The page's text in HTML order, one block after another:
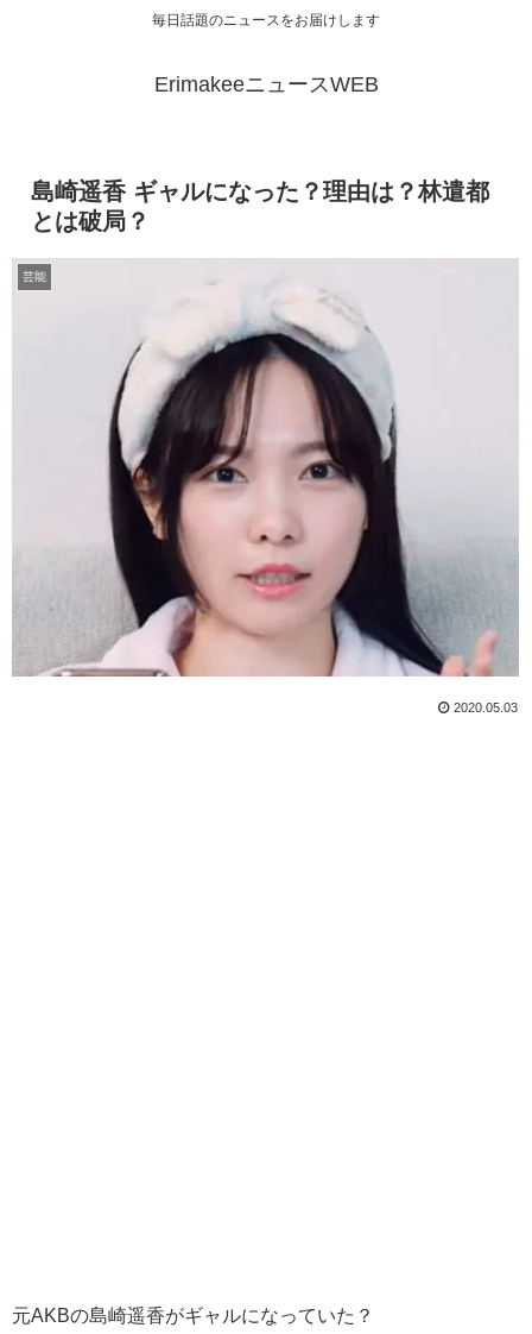
毎日話題のニュースをお届けします
ErimakeeニュースWEB
島崎遥香 ギャルになった？理由は？林遣都
とは破局？
芸能
2020.05.03
元AKBの島崎遥香がギャルになっていた？